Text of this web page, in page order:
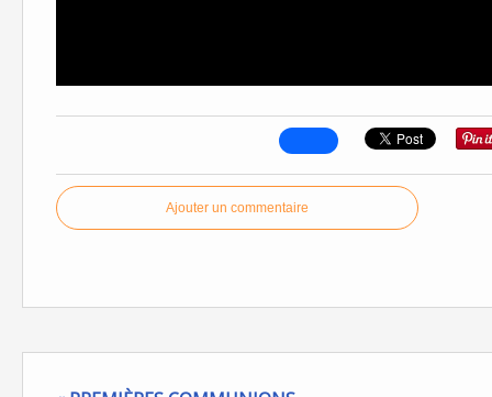
Ajouter un commentaire